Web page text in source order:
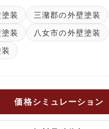
装
三潴郡の外壁塗装
装
八女市の外壁塗装
価格シミュレーション